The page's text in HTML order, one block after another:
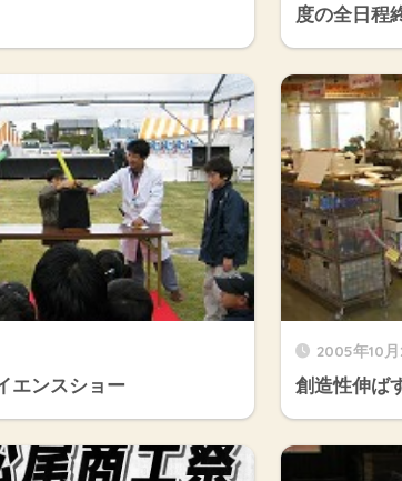
度の全日程
エンスショー
2005年10月
創造性伸ば